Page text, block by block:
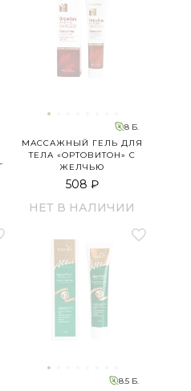
8 Б.
МАССАЖНЫЙ ГЕЛЬ ДЛЯ
ТЕЛА «ОРТОВИТОН» С
ЖЕЛЧЬЮ
508 ₽
НЕТ В НАЛИЧИИ
8.5 Б.